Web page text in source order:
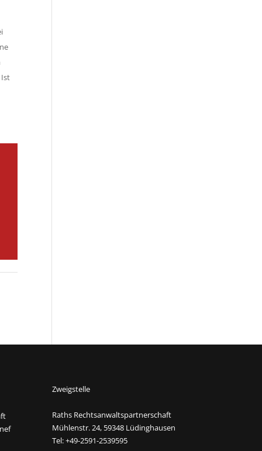
Ist
Zweigstelle
Raths Rechtsanwaltspartnerschaft
Mühlenstr. 24, 59348 Lüdinghausen
Tel: +49-2591-2539595